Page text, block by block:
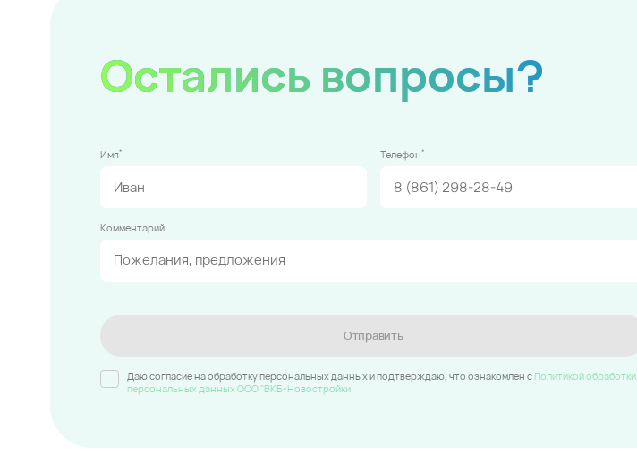
Остались вопросы?
Имя* Телефон*
Комментарий
Отправить
Даю согласие на обработку персональных данных и подтверждаю, что ознакомлен c Политикой обработки
персональных данных ООО "ВКБ-Новостройки